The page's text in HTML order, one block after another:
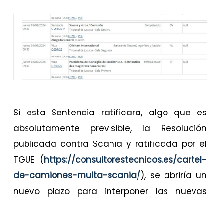
Si esta Sentencia ratificara, algo que es
absolutamente previsible, la Resolución
publicada contra Scania y ratificada por el
TGUE (https://consultorestecnicos.es/cartel-
de-camiones-multa-scania/), se abriría un
nuevo plazo para interponer las nuevas